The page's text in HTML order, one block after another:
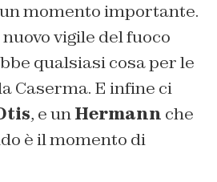
momento importante.
nuovo vigile del fuoco
qualsiasi cosa per le
Caserma. E infine ci
, e unHermann che
è il momento di